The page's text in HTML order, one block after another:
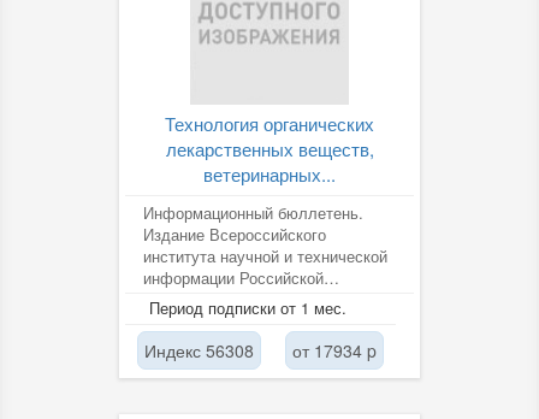
Технология органических
лекарственных веществ,
ветеринарных...
Информационный бюллетень.
Издание Всероссийского
института научной и технической
информации Российской
академии наук (ВИНИТИ РАН).
Период подписки от 1 мес.
Индекс 56308 от 17934 p